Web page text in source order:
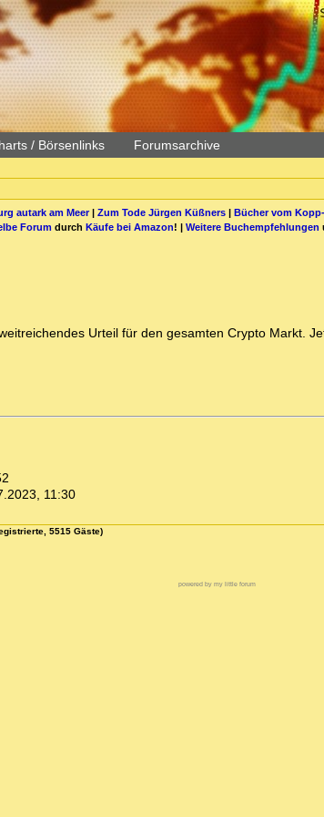
/ Börsenlinks Forumsarchive
autark am Meer| Zum Tode Jürgen Küßners| Bücher vom
Forum durch Käufe bei Amazon! | Weitere Buchempfehlungen
Urteil für den gesamten Crypto Markt.
11:30
5515 Gäste)
powered by my little forum